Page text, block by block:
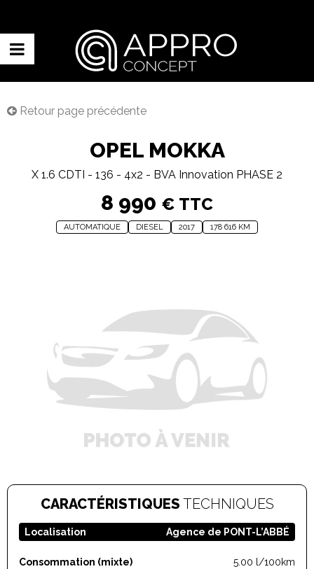
Retour page précédente
OPEL MOKKA
X 1.6 CDTI - 136 - 4x2 - BVA Innovation PHASE 2
8 990 € TTC
AUTOMATIQUE DIESEL 2017 178 616 KM
CARACTÉRISTIQUES TECHNIQUES
Localisation Agence de PONT-L’ABBÉ
Consommation (mixte) 5.00 l/100km